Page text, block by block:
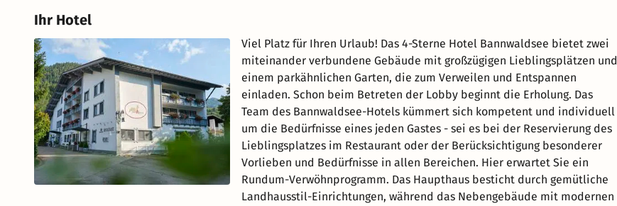
Ihr Hotel
Viel Platz für Ihren Urlaub! Das 4-Sterne Hotel Bannwaldsee bietet zwei
miteinander verbundene Gebäude mit großzügigen Lieblingsplätzen und
einem parkähnlichen Garten, die zum Verweilen und Entspannen
einladen. Schon beim Betreten der Lobby beginnt die Erholung. Das
Team des Bannwaldsee-Hotels kümmert sich kompetent und individuell
um die Bedürfnisse eines jeden Gastes - sei es bei der Reservierung des
Lieblingsplatzes im Restaurant oder der Berücksichtigung besonderer
Vorlieben und Bedürfnisse in allen Bereichen. Hier erwartet Sie ein
Rundum-Verwöhnprogramm. Das Haupthaus besticht durch gemütliche
Landhausstil-Einrichtungen, während das Nebengebäude mit modernen